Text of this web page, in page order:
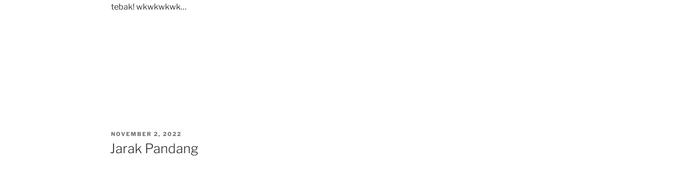
tebak! wkwkwkwk…
POSTED
ON
NOVEMBER 2, 2022
Jarak Pandang